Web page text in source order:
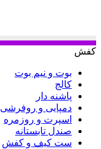
کفش
بوت و نیم بوت
کالج
پاشنه دار
دمپایی و روفرشی
اسپرت و روزمره
صندل تابستانه
ست کیف و کفش